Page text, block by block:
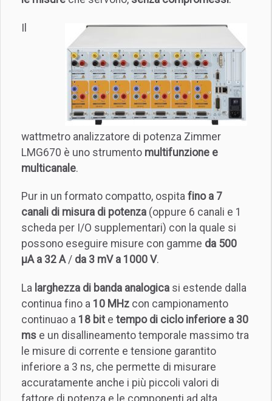
Il
wattmetro analizzatore di potenza Zimmer
LMG670 è uno strumento multifunzione e
multicanale.
Pur in un formato compatto, ospita fino a 7
canali di misura di potenza (oppure 6 canali e 1
scheda per I/O supplementari) con la quale si
possono eseguire misure con gamme da 500
µA a 32 A/ da 3 mV a 1000 V.
La larghezza di banda analogica si estende dalla
continua fino a 10 MHz con campionamento
continuao a 18 bit e tempo di ciclo inferiore a 30
ms e un disallineamento temporale massimo tra
le misure di corrente e tensione garantito
inferiore a 3 ns, che permette di misurare
accuratamente anche i più piccoli valori di